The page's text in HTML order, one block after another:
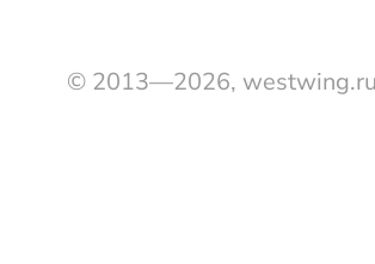
© 2013—2026,